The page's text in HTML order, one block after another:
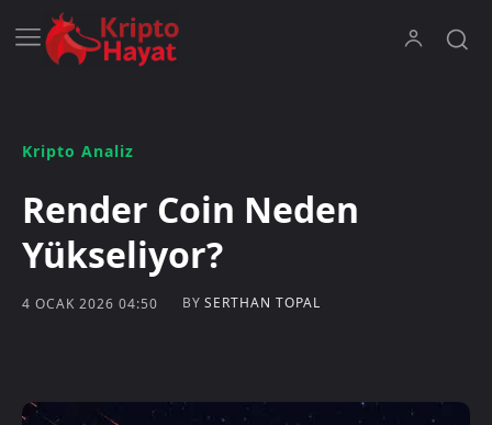
Kripto Analiz
Render Coin Neden
Yükseliyor?
4 OCAK 2026 04:50 BY SERTHAN TOPAL